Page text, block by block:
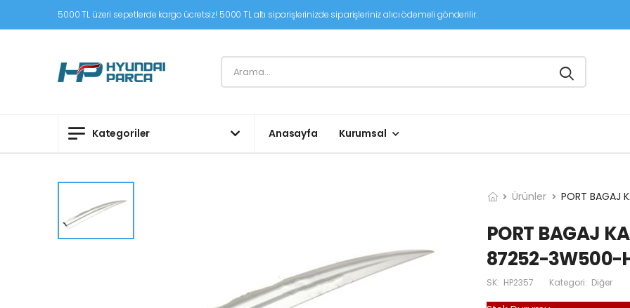
5000 TL üzeri sepetlerde kargo ücretsiz! 5000 TL altı siparişlerinizde siparişleriniz alıcı ödemeli gönderilir.
Kategoriler Anasayfa Kurumsal
Ürünler PORT BAGAJ
PORT BAGAJ
87252-3W500-
SK: HP2357 Kategori: Diğer